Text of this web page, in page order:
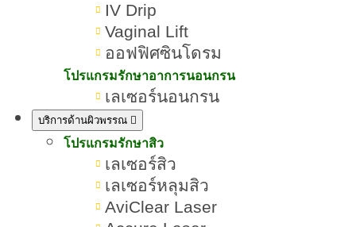
IV Drip
Vaginal Lift
ออฟฟิศซินโดรม
โปรแกรมรักษาอาการนอนกรน
เลเซอร์นอนกรน
บริการด้านผิวพรรณ
โปรแกรมรักษาสิว
เลเซอร์สิว
เลเซอร์หลุมสิว
AviClear Laser
ทีมผู้เชี่ยวชาญ ROMRAWIN CLINIC
Thermage